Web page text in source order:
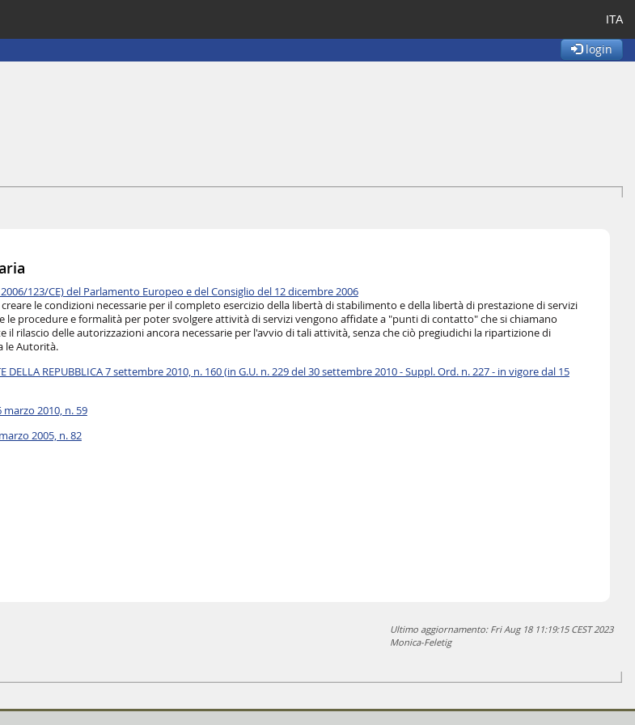
ITA
login
123/CE) del Parlamento Europeo e del Consiglio del 12 dicembre 2006
le condizioni necessarie per il completo esercizio della libertà di stabilimento e della libertà di prestazione di servizi
le procedure e formalità per poter svolgere attività di servizi vengono affidate a "punti di contatto" che si chiamano
il rilascio delle autorizzazioni ancora necessarie per l'avvio di tali attività, senza che ciò pregiudichi la ripartizione di
le Autorità.
DELLA REPUBBLICA 7 settembre 2010, n. 160 (in G.U. n. 229 del 30 settembre 2010 - Suppl. Ord. n. 227 - in vigore dal 15
marzo 2010, n. 59
2005, n. 82
Ultimo aggiornamento: Fri Aug 18 11:19:15 CEST 2023
Monica-Feletig